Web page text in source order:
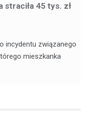
straciła 45 tys. zł
incydentu związanego
mieszkanka